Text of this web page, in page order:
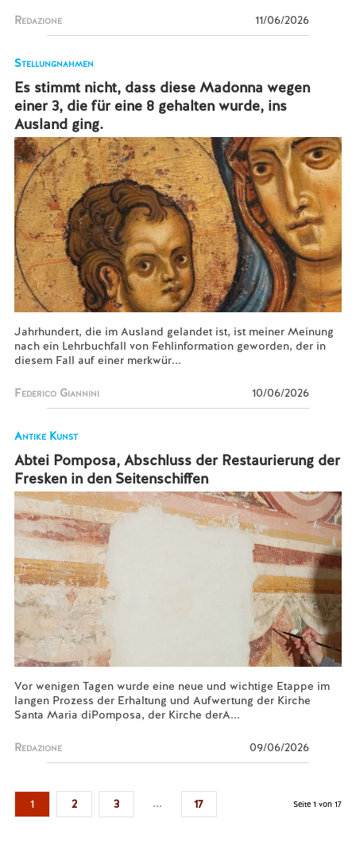
Redazione 11/06/2026
Stellungnahmen
Es stimmt nicht, dass diese Madonna wegen
einer 3, die für eine 8 gehalten wurde, ins
Ausland ging.
Jahrhundert, die im Ausland gelandet ist, ist meiner Meinung
nach ein Lehrbuchfall von Fehlinformation geworden, der in
diesem Fall auf einer merkwür...
Federico Giannini 10/06/2026
Antike Kunst
Abtei Pomposa, Abschluss der Restaurierung der
Fresken in den Seitenschiffen
Vor wenigen Tagen wurde eine neue und wichtige Etappe im
langen Prozess der Erhaltung und Aufwertung der Kirche
Santa Maria diPomposa, der Kirche derA...
Redazione 09/06/2026
1 2 3 ... 17 Seite 1 von 17